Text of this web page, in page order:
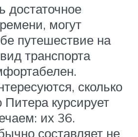
достаточное
могут
путешествие на
транспорта
сколько
курсирует
их 36.
составляет не